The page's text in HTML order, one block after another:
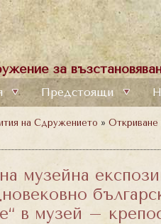
за
Предстоящи
на Сдружението » Откриване
музейна
в музей –